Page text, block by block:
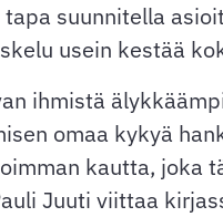
suunnitella
usein kestää
ihmistä
omaa kykyä
kautta, joka
Juuti viittaa